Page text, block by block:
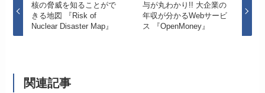
核の脅威を知ることがで
きる地図 『Risk of
Nuclear Disaster Map』
与が丸わかり!! 大企業の
年収が分かるWebサービ
ス 『OpenMoney』
関連記事